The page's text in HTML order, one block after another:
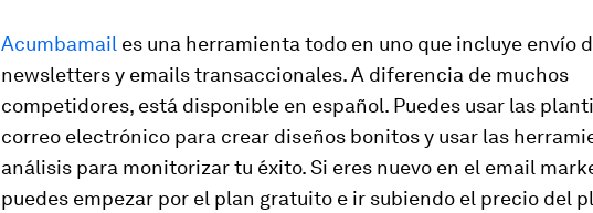
Acumbamail es una herramienta todo en uno que incluye envío
newsletters y emails transaccionales. A diferencia de muchos
competidores, está disponible en español. Puedes usar las
correo electrónico para crear diseños bonitos y usar las
análisis para monitorizar tu éxito. Si eres nuevo en el email
puedes empezar por el plan gratuito e ir subiendo el precio del